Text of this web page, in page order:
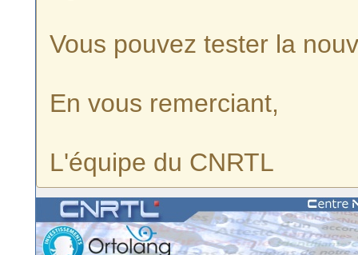
Vous pouvez tester la
En vous remerciant,
L'équipe du CNRTL